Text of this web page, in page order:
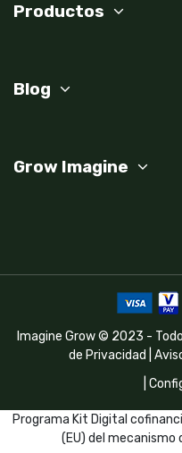
Productos
Blog
Grow Imagine
Imagine Grow © 2023 -
de Privacidad
Programa Kit Digital
(EU) del mecanismo